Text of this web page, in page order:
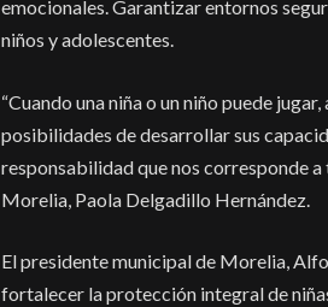
emocionales. Garantizar entornos
niños y adolescentes.
“Cuando una niña o un niño puede
posibilidades de desarrollar sus
responsabilidad que nos corresponde
Morelia, Paola Delgadillo Hernández.
El presidente municipal de Morelia,
fortalecer la protección integral de